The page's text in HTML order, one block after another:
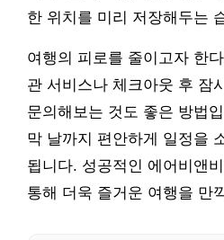
한 위치를 미리 저장해두는
여행의 피로를 줄이고자 한
관 서비스나 체크아웃 후 잠
문의해보는 것도 좋은 방법
막 날까지 편안하게 일정을
됩니다. 성공적인 에어비앤
통해 더욱 즐거운 여행을 만